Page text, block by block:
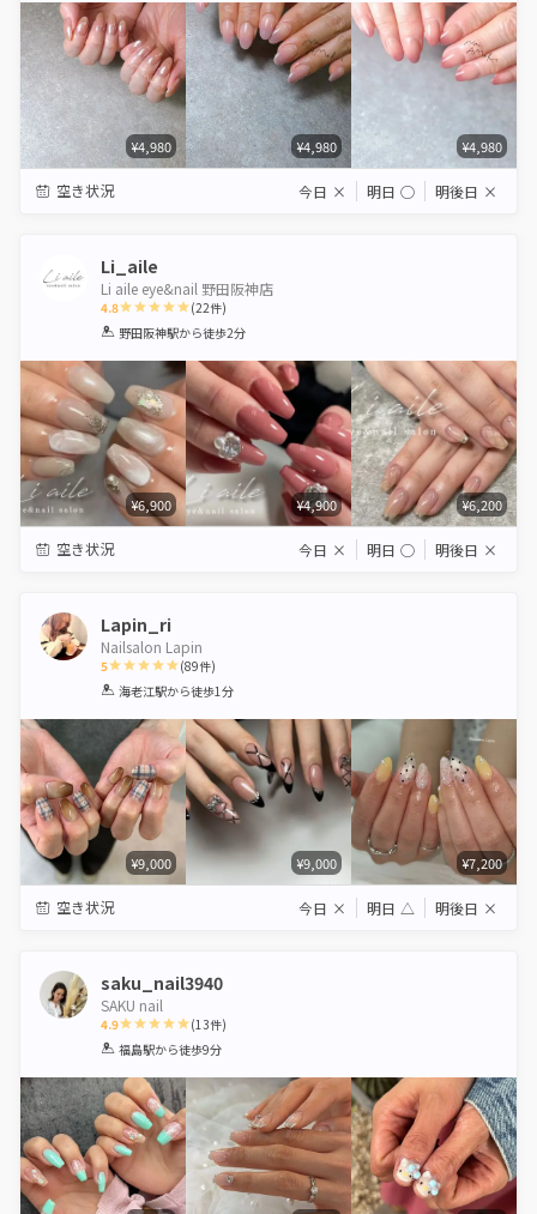
¥4,980 ¥4,980 ¥4,980
空き状況 今日 × 明日 ◯ 明後日 ×
Li_aile
Li aile eye&nail 野田阪神店
4.8
1 2 3 4 5
(22件)
野田阪神駅から徒歩2分
¥6,900 ¥4,900 ¥6,200
空き状況 今日 × 明日 ◯ 明後日 ×
Lapin_ri
Nailsalon Lapin
5
1 2 3 4 5
(89件)
海老江駅から徒歩1分
¥9,000 ¥9,000 ¥7,200
空き状況 今日 × 明日 △ 明後日 ×
saku_nail3940
SAKU nail
4.9
1 2 3 4 5
(13件)
福島駅から徒歩9分